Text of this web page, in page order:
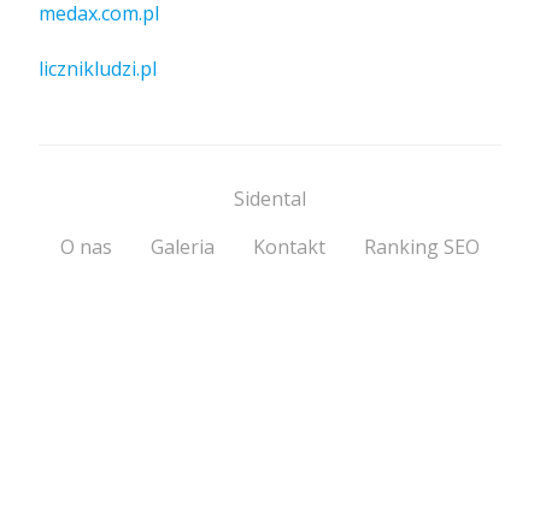
medax.com.pl
licznikludzi.pl
Sidental
O nas
Galeria Kontakt Ranking SEO